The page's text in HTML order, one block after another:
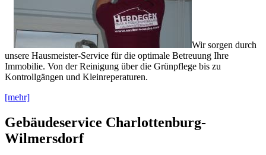
Wir sorgen durch
unsere Hausmeister-Service für die optimale Betreuung Ihre
Immobilie. Von der Reinigung über die Grünpflege bis zu
Kontrollgängen und Kleinreperaturen.
[mehr]
Gebäudeservice Charlottenburg-
Wilmersdorf